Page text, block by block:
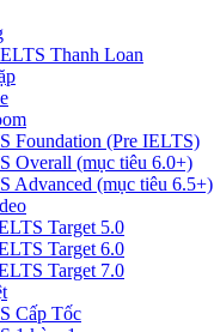
Thanh Loan
Foundation (Pre IELTS)
Overall (mục tiêu 6.0+)
Advanced (mục tiêu 6.5+)
Target 5.0
Target 6.0
Target 7.0
Cấp Tốc